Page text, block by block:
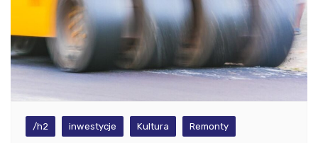
/h2 inwestycje Kultura Remonty